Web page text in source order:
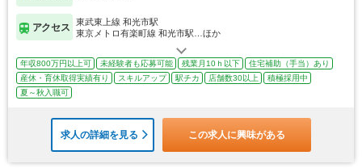
アクセス
東武東上線 和光市駅
東京メトロ有楽町線 和光市駅…ほか
年収800万円以上可 未経験者も応募可能 残業月10ｈ以下
住宅補助（手当）あり
産休・育休取得実績有り
スキルアップ 駅チカ 店舗数30以上
積極採用中
夏～秋入職可
求人の詳細を見る この求人に興味がある